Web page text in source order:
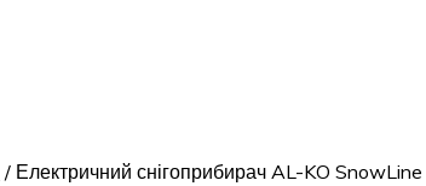
/ Електричний снігоприбирач AL-KO